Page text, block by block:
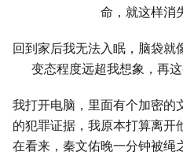
命，就这样消
回到家后我无法入眠，脑袋就
变态程度远超我想象，再
我打开电脑，里面有个加密的
的犯罪证据，我原本打算离开
在看来，秦文佑晚一分钟被绳